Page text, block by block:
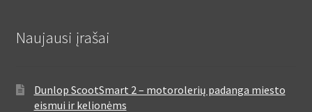
Naujausi įrašai
Dunlop ScootSmart 2 – motorolerių padanga miesto
eismui ir kelionėms